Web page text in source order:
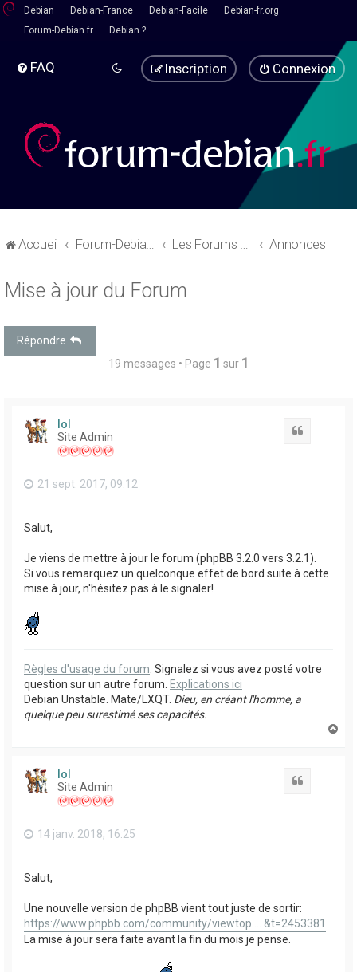
Debian Debian-France Debian-Facile
Debian-fr.org
Forum-Debian.fr
Debian ?
FAQ Connexion
Inscription
Accueil Forum-Debian.fr Les Forums d'aide Annonces
Mise à jour du Forum
Répondre
19 messages • Page 1 sur 1
lol
Site Admin
21 sept. 2017, 09:12
Salut,
Je viens de mettre à jour le forum (phpBB 3.2.0 vers 3.2.1).
Si vous remarquez un quelconque effet de bord suite à cette
mise à jour, n'hésitez pas à le signaler!
Règles d'usage du forum . Signalez si vous avez posté votre
question sur un autre forum. Explications ici
Debian Unstable. Mate/LXQT. Dieu, en créant l'homme, a
quelque peu surestimé ses capacités.
lol
Site Admin
14 janv. 2018, 16:25
Salut,
Une nouvelle version de phpBB vient tout juste de sortir:
https://www.phpbb.com/community/viewtop ... &t=2453381
La mise à jour sera faite avant la fin du mois je pense.